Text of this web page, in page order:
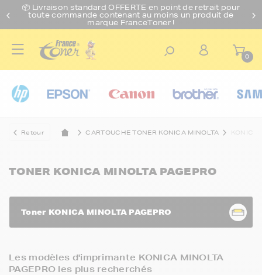
📦 Livraison standard OFFERTE en point de retrait pour
toute commande contenant au moins un produit de
marque FranceToner !
0
Retour CARTOUCHE TONER KONICA MINOLTA KONICA
TONER KONICA MINOLTA PAGEPRO
Toner KONICA MINOLTA PAGEPRO
Les modèles d'imprimante KONICA MINOLTA
PAGEPRO les plus recherchés